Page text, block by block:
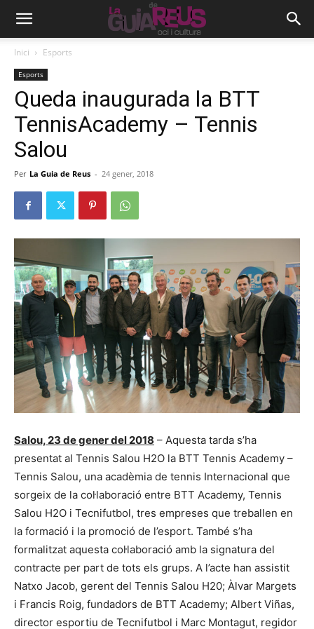
Inici Esports
Esports
Queda inaugurada la BTT
TennisAcademy – Tennis
Salou
Per La Guia de Reus - 24 gener, 2018
Salou, 23 de gener del 2018 – Aquesta tarda s’ha
presentat al Tennis Salou H2O la BTT Tennis Academy –
Tennis Salou, una acadèmia de tennis Internacional que
sorgeix de la col·laboració entre BTT Academy, Tennis
Salou H2O i Tecnifutbol, tres empreses que treballen en
la formació i la promoció de l’esport. També s’ha
formalitzat aquesta col·laboració amb la signatura del
contracte per part de tots els grups. A l’acte han assistit
Natxo Jacob, gerent del Tennis Salou H20; Àlvar Margets
i Francis Roig, fundadors de BTT Academy; Albert Viñas,
director esportiu de Tecnifutbol i Marc Montagut, regidor